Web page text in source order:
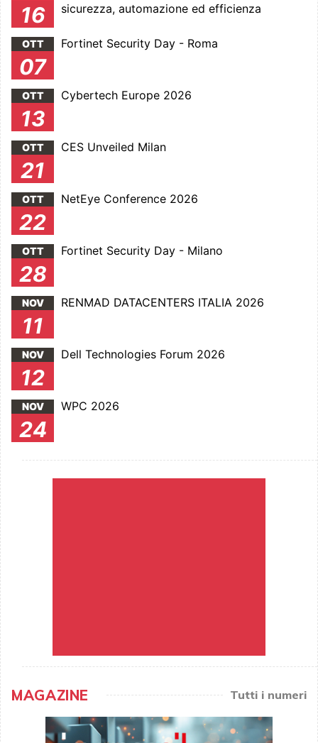
16
sicurezza, automazione ed efficienza
OTT
07
Fortinet Security Day - Roma
OTT
13
Cybertech Europe 2026
OTT
21
CES Unveiled Milan
OTT
22
NetEye Conference 2026
OTT
28
Fortinet Security Day - Milano
NOV
11
RENMAD DATACENTERS ITALIA 2026
NOV
12
Dell Technologies Forum 2026
NOV
24
WPC 2026
MAGAZINE Tutti i numeri